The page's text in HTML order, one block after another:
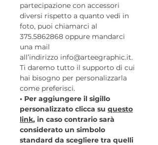
partecipazione con accessori
diversi rispetto a quanto vedi in
foto, puoi chiamarci al
375.5862868 oppure mandarci
una mail
all’indirizzo info@arteegraphic.it.
Ti daremo tutto il supporto di cui
hai bisogno per personalizzarla
come preferisci.
• Per aggiungere il sigillo
personalizzato clicca su questo
link, in caso contrario sarà
considerato un simbolo
standard da scegliere tra quelli